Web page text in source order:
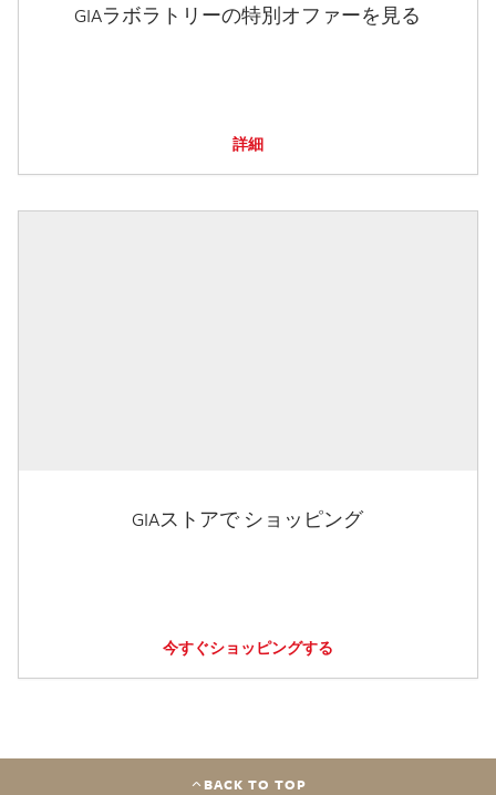
GIAラボラトリーの特別オファーを見る
詳細
GIAストアで ショッピング
今すぐショッピングする
BACK TO TOP